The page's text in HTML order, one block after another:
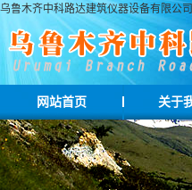
乌鲁木齐中科路达建筑仪器设备有限公
网站首页 关于